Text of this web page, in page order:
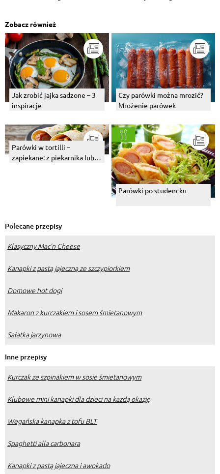
Zobacz również
Jak zrobić jajka sadzone – 3
inspiracje
Czy parówki można mrozić?
Mrożenie parówek
Parówki w tortilli –
zapiekane: z piekarnika lub z
Parówki po studencku
Polecane przepisy
Klasyczny Mac’n Cheese
Kanapki z pastą jajeczną ze szczypiorkiem
Domowe hot dogi
Makaron z kurczakiem i sosem śmietanowym
Sałatka jarzynowa
Inne przepisy
Kurczak ze szpinakiem w sosie śmietanowym
Klubowe mini kanapki dla dzieci na każdą okazję
Wegańska kanapka z tofu BLT
Spaghetti alla carbonara
Kanapki z pastą jajeczna i awokado